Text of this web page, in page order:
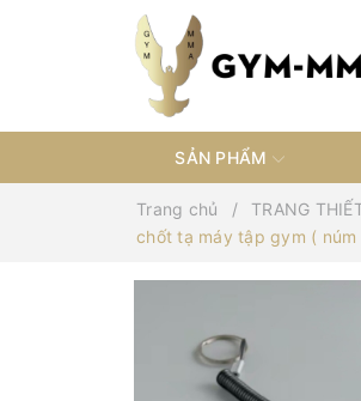
SẢN PHẨM
Trang chủ TRANG
chốt tạ máy tập gym (